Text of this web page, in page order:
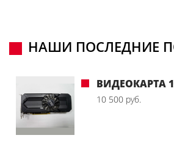
НАШИ ПОСЛЕДНИЕ
ВИДЕОКАРТА
10 500 руб.